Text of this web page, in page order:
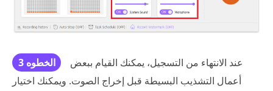
الخطوه 3
عند الانتهاء من التسجيل، يمكنك القيام ببعض
أعمال التشذيب البسيطة قبل إخراج الصوت. ويمكنك اختيار